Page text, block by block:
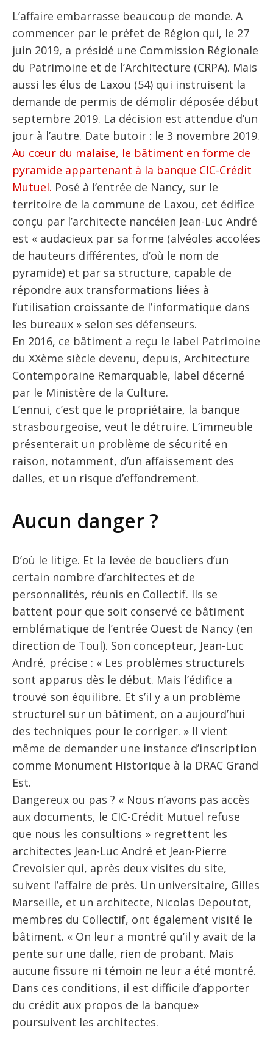
L’affaire embarrasse beaucoup de monde. A
commencer par le préfet de Région qui, le 27
juin 2019, a présidé une Commission Régionale
du Patrimoine et de l’Architecture (CRPA). Mais
aussi les élus de Laxou (54) qui instruisent la
demande de permis de démolir déposée début
septembre 2019. La décision est attendue d’un
jour à l’autre. Date butoir : le 3 novembre 2019.
Au cœur du malaise, le bâtiment en forme de
pyramide appartenant à la banque CIC-Crédit
Mutuel. Posé à l’entrée de Nancy, sur le
territoire de la commune de Laxou, cet édifice
conçu par l’architecte nancéien Jean-Luc André
est « audacieux par sa forme (alvéoles accolées
de hauteurs différentes, d’où le nom de
pyramide) et par sa structure, capable de
répondre aux transformations liées à
l’utilisation croissante de l’informatique dans
les bureaux » selon ses défenseurs.
En 2016, ce bâtiment a reçu le label Patrimoine
du XXème siècle devenu, depuis, Architecture
Contemporaine Remarquable, label décerné
par le Ministère de la Culture.
L’ennui, c’est que le propriétaire, la banque
strasbourgeoise, veut le détruire. L’immeuble
présenterait un problème de sécurité en
raison, notamment, d’un affaissement des
dalles, et un risque d’effondrement.
Aucun danger ?
D’où le litige. Et la levée de boucliers d’un
certain nombre d’architectes et de
personnalités, réunis en Collectif. Ils se
battent pour que soit conservé ce bâtiment
emblématique de l’entrée Ouest de Nancy (en
direction de Toul). Son concepteur, Jean-Luc
André, précise : « Les problèmes structurels
sont apparus dès le début. Mais l’édifice a
trouvé son équilibre. Et s’il y a un problème
structurel sur un bâtiment, on a aujourd’hui
des techniques pour le corriger. » Il vient
même de demander une instance d’inscription
comme Monument Historique à la DRAC Grand
Est.
Dangereux ou pas ? « Nous n’avons pas accès
aux documents, le CIC-Crédit Mutuel refuse
que nous les consultions » regrettent les
architectes Jean-Luc André et Jean-Pierre
Crevoisier qui, après deux visites du site,
suivent l’affaire de près. Un universitaire, Gilles
Marseille, et un architecte, Nicolas Depoutot,
membres du Collectif, ont également visité le
bâtiment. « On leur a montré qu’il y avait de la
pente sur une dalle, rien de probant. Mais
aucune fissure ni témoin ne leur a été montré.
Dans ces conditions, il est difficile d’apporter
du crédit aux propos de la banque»
poursuivent les architectes.